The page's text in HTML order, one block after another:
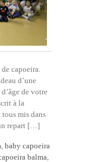
capoeira.
d’une
de votre
à la
mis dans
repart […]
baby capoeira
balma